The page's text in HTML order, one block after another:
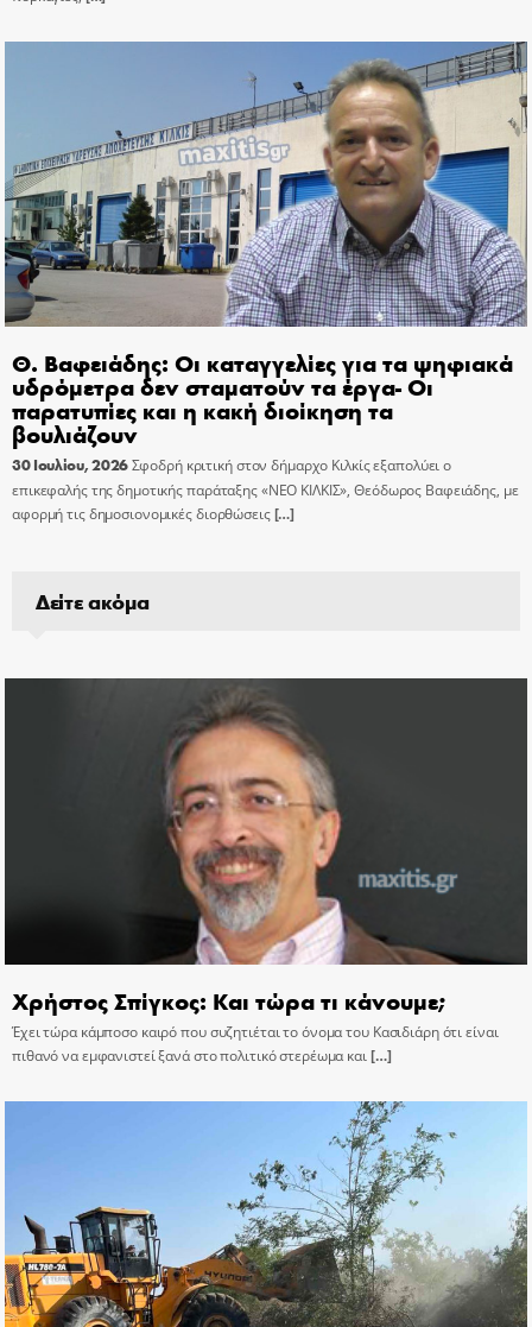
Θ. Βαφειάδης: Οι καταγγελίες για τα ψηφιακά
υδρόμετρα δεν σταματούν τα έργα- Οι
παρατυπίες και η κακή διοίκηση τα
βουλιάζουν
30 Ιουλίου, 2026Σφοδρή κριτική στον δήμαρχο Κιλκίς εξαπολύει ο
επικεφαλής της δημοτικής παράταξης «ΝΕΟ ΚΙΛΚΙΣ», Θεόδωρος Βαφειάδης, με
αφορμή τις δημοσιονομικές διορθώσεις[…]
Δείτε ακόμα
Χρήστος Σπίγκος: Και τώρα τι κάνουμε;
Έχει τώρα κάμποσο καιρό που συζητιέται το όνομα του Κασιδιάρη ότι είναι
πιθανό να εμφανιστεί ξανά στο πολιτικό στερέωμα και[…]